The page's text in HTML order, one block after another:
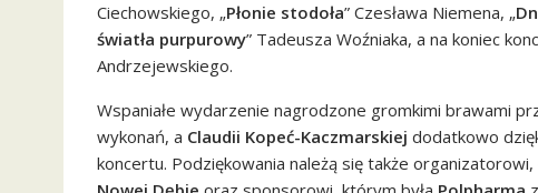
Ciechowskiego, „Płonie stodoła” Czesława Niemena, „
światła purpurowy” Tadeusza Woźniaka, a na koniec
Andrzejewskiego.
Wspaniałe wydarzenie nagrodzone gromkimi brawami
wykonań, a Claudii Kopeć-Kaczmarskiej dodatkowo
koncertu. Podziękowania należą się także organizatorowi,